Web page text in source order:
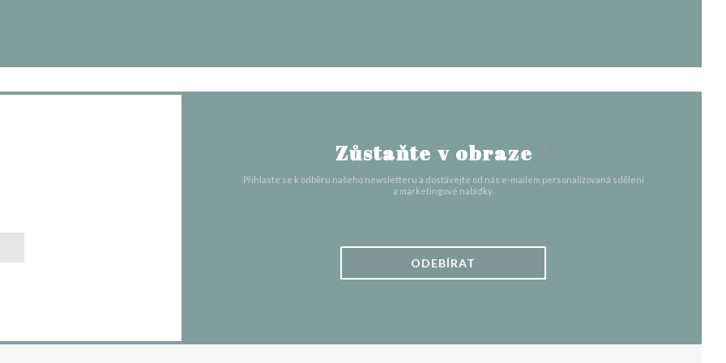
Zůstaňte v obraze
Přihlaste se k odběru našeho newsletteru a dostávejte od nás e-mailem personalizovaná sdělení
a marketingové nabídky.
ODEBÍRAT